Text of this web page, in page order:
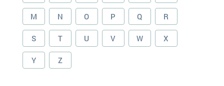
M N O P Q R
S T U V W X
Y Z